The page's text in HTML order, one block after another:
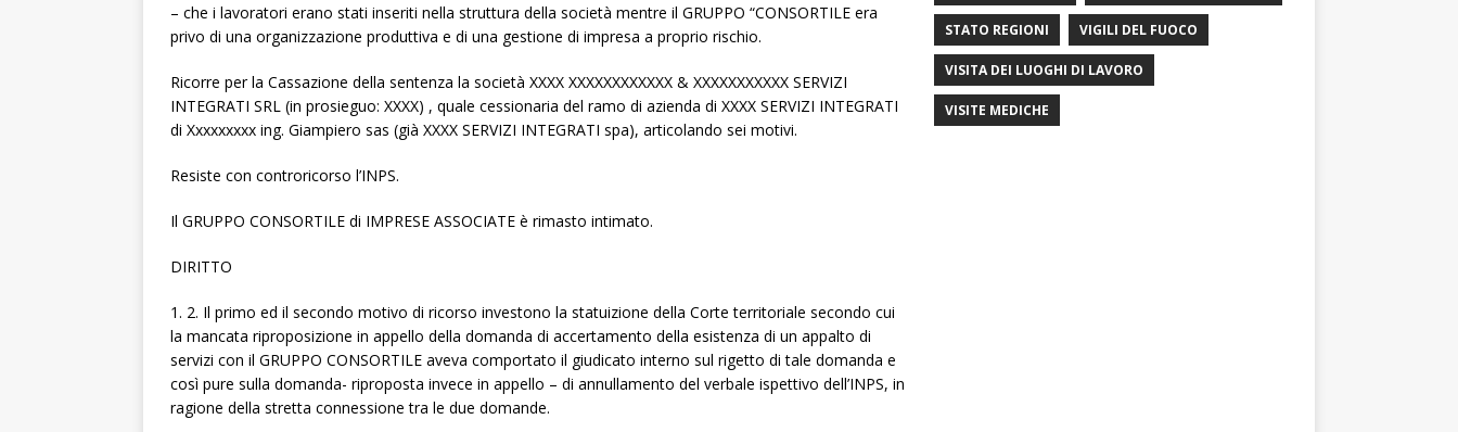
– che i lavoratori erano stati inseriti nella struttura della società mentre il GRUPPO “CONSORTILE era
privo di una organizzazione produttiva e di una gestione di impresa a proprio rischio.
Ricorre per la Cassazione della sentenza la società XXXX XXXXXXXXXXXX & XXXXXXXXXXX SERVIZI
INTEGRATI SRL (in prosieguo: XXXX) , quale cessionaria del ramo di azienda di XXXX SERVIZI INTEGRATI
di Xxxxxxxxx ing. Giampiero sas (già XXXX SERVIZI INTEGRATI spa), articolando sei motivi.
Resiste con controricorso l’INPS.
Il GRUPPO CONSORTILE di IMPRESE ASSOCIATE è rimasto intimato.
DIRITTO
1. 2. Il primo ed il secondo motivo di ricorso investono la statuizione della Corte territoriale secondo cui
la mancata riproposizione in appello della domanda di accertamento della esistenza di un appalto di
servizi con il GRUPPO CONSORTILE aveva comportato il giudicato interno sul rigetto di tale domanda e
così pure sulla domanda- riproposta invece in appello – di annullamento del verbale ispettivo dell’INPS, in
ragione della stretta connessione tra le due domande.
STATO REGIONI VIGILI DEL FUOCO
VISITA DEI LUOGHI DI LAVORO
VISITE MEDICHE